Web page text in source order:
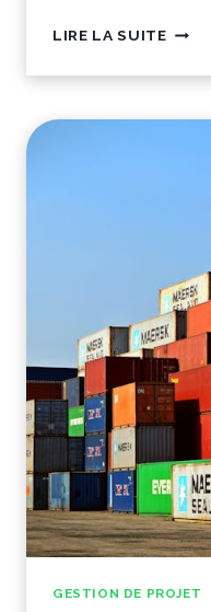
LIRE LA SUITEL
S
O
S
I
N
D
I
S
P
N
S
A
B
L
GESTION DE PROJET